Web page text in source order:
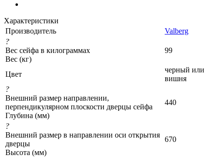
Характеристики
Производитель
Valberg
?
Вес сейфа в килограммах
Вес (кг)
99
Цвет
черный или
вишня
?
Внешний размер направлении,
перпендикулярном плоскости дверцы сейфа
Глубина (мм)
440
?
Внешний размер в направлении оси открытия
дверцы
Высота (мм)
670